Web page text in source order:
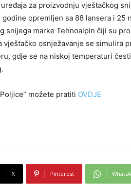
za proizvodnju vještačkog
godine opremljen sa 88 lansera i 25
snijega marke Tehnoalpin čiji su
vještačko osnježavanje se simulira
gdje se na niskoj temperaturi
možete pratiti OVDJE
X Pinterest